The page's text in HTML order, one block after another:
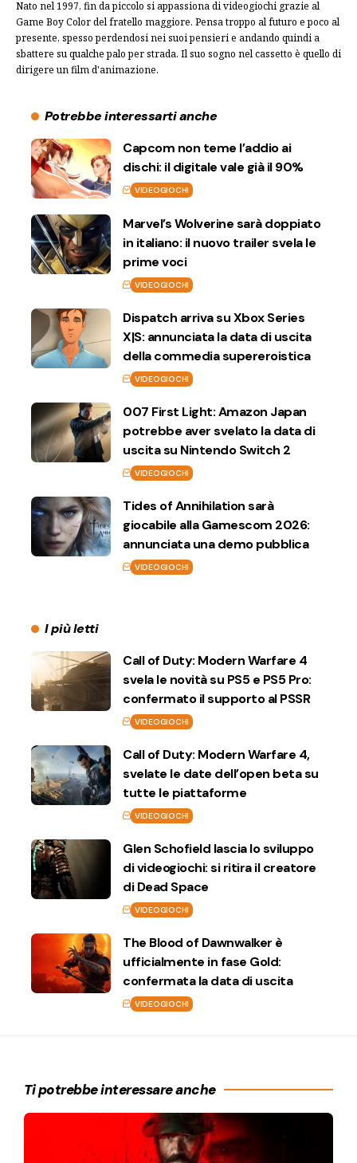
Nato nel 1997, fin da piccolo si appassiona di videogiochi grazie al
Game Boy Color del fratello maggiore. Pensa troppo al futuro e poco al
presente, spesso perdendosi nei suoi pensieri e andando quindi a
sbattere su qualche palo per strada. Il suo sogno nel cassetto è quello di
dirigere un film d'animazione.
Potrebbe interessarti anche
Capcom non teme l’addio ai
dischi: il digitale vale già il 90%
VIDEOGIOCHI
Marvel’s Wolverine sarà doppiato
in italiano: il nuovo trailer svela le
prime voci
VIDEOGIOCHI
Dispatch arriva su Xbox Series
X|S: annunciata la data di uscita
della commedia supereroistica
VIDEOGIOCHI
007 First Light: Amazon Japan
potrebbe aver svelato la data di
uscita su Nintendo Switch 2
VIDEOGIOCHI
Tides of Annihilation sarà
giocabile alla Gamescom 2026:
annunciata una demo pubblica
VIDEOGIOCHI
I più letti
Call of Duty: Modern Warfare 4
svela le novità su PS5 e PS5 Pro:
confermato il supporto al PSSR
VIDEOGIOCHI
Call of Duty: Modern Warfare 4,
svelate le date dell’open beta su
tutte le piattaforme
VIDEOGIOCHI
Glen Schofield lascia lo sviluppo
di videogiochi: si ritira il creatore
di Dead Space
VIDEOGIOCHI
The Blood of Dawnwalker è
ufficialmente in fase Gold:
confermata la data di uscita
VIDEOGIOCHI
Ti potrebbe interessare anche